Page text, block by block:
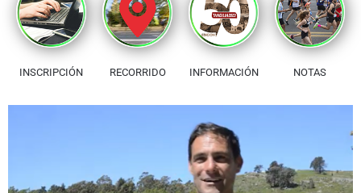
INSCRIPCIÓN RECORRIDO INFORMACIÓN NOTAS